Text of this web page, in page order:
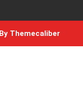
By Themecaliber